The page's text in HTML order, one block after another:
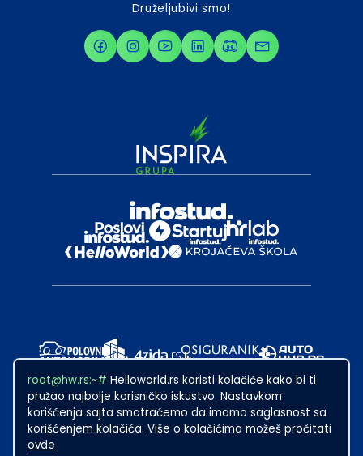
root@hw.rs:~# Helloworld.rs koristi kolačiće kako bi ti
pružao najbolje korisničko iskustvo. Nastavkom
korišćenja sajta smatraćemo da imamo saglasnost sa
korišćenjem kolačića. Više o kolačićima možeš pročitati
ovde
Druželjubivi smo!